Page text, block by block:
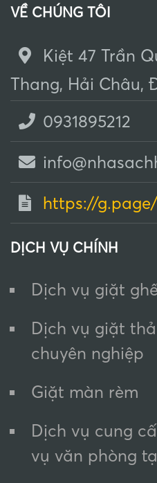
VỀ CHÚNG TÔI
Kiệt 47 Trần
Thang, Hải Châu,
0931895212
https://
DỊCH VỤ CHÍNH
Dịch vụ giặt
Dịch vụ giặt
chuyên nghiệp
Giặt màn rèm
Dịch vụ cung
vụ văn phòng